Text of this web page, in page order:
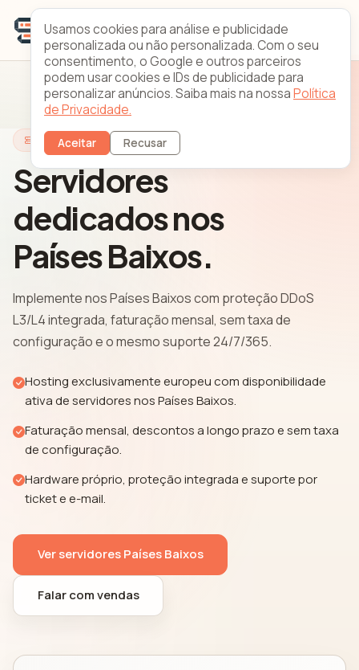
Servidores Países Baixos
Servidores
dedicados nos
Países Baixos.
Implemente nos Países Baixos com proteção DDoS
L3/L4 integrada, faturação mensal, sem taxa de
configuração e o mesmo suporte 24/7/365.
Hosting exclusivamente europeu com disponibilidade
ativa de servidores nos Países Baixos.
Faturação mensal, descontos a longo prazo e sem taxa
de configuração.
Hardware próprio, proteção integrada e suporte por
ticket e e-mail.
Ver servidores Países Baixos
Falar com vendas
Usamos cookies para análise e publicidade
personalizada ou não personalizada. Com o seu
consentimento, o Google e outros parceiros
podem usar cookies e IDs de publicidade para
personalizar anúncios. Saiba mais na nossaPolítica
de Privacidade.
Aceitar Recusar